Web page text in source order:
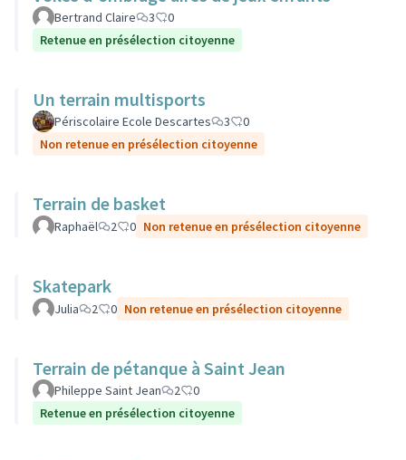
Bertrand Claire 3
0
Retenue en présélection citoyenne
Un terrain multisports
Périscolaire Ecole Descartes 3
0
Non retenue en présélection citoyenne
Terrain de basket
Raphaël 2 0 Non retenue en présélection citoyenne
Skatepark
Julia 2 0 Non retenue en présélection citoyenne
Terrain de pétanque à Saint Jean
Phileppe Saint Jean 2
0
Retenue en présélection citoyenne